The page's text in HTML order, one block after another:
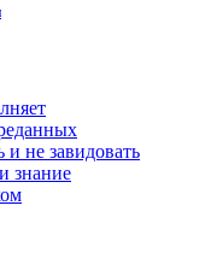
не завидовать
знание